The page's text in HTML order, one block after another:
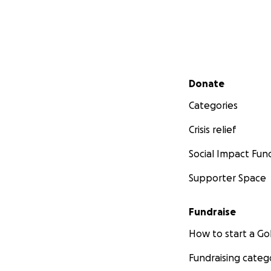
Secondary menu
Donate
Categories
Crisis relief
Social Impact
Supporter Space
Fundraise
How to start a
Fundraising